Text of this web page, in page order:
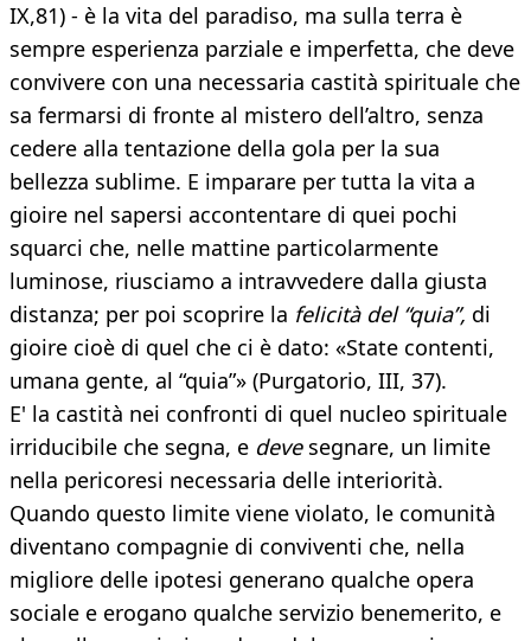
IX,81) - è la vita del paradiso, ma sulla terra è
sempre esperienza parziale e imperfetta, che deve
convivere con una necessaria castità spirituale che
sa fermarsi di fronte al mistero dell’altro, senza
cedere alla tentazione della gola per la sua
bellezza sublime. E imparare per tutta la vita a
gioire nel sapersi accontentare di quei pochi
squarci che, nelle mattine particolarmente
luminose, riusciamo a intravvedere dalla giusta
distanza; per poi scoprire la felicità del “quia”, di
gioire cioè di quel che ci è dato: «State contenti,
umana gente, al “quia”» (Purgatorio, III, 37).
E' la castità nei confronti di quel nucleo spirituale
irriducibile che segna, e devesegnare, un limite
nella pericoresi necessaria delle interiorità.
Quando questo limite viene violato, le comunità
diventano compagnie di conviventi che, nella
migliore delle ipotesi generano qualche opera
sociale e erogano qualche servizio benemerito, e